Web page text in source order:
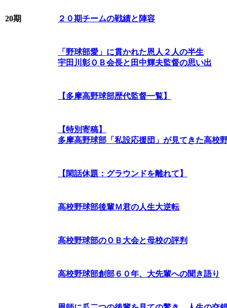
20期 ２０期チームの戦績と陣容
「野球部愛」に貫かれた恩人２人の半生
宇田川彰ＯＢ会長と田中輝夫監督の思い出
【多摩高野球部歴代監督一覧】
【特別寄稿】
多摩高野球部「私設応援団」が見てきた高校
【閑話休題：グラウンドを離れて】
高校野球部後輩Ｍ君の人生大逆転
高校野球部のＯＢ大会と母校の評判
高校野球部創部６０年、大先輩への聞き語り